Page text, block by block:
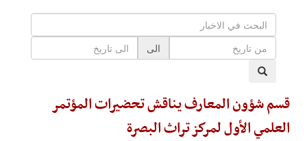
الى
قسم شؤون المعارف يناقش تحضيرات المؤتمر
العلمي الأول لمركز تراث البصرة